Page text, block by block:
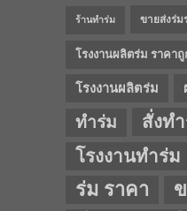
ร้านทำร่ม ขายส่งร่ม
โรงงานผลิตร่ม ราคาถู
โรงงานผลิตร่ม
ทำร่ม
สั่งท
โรงงานทำร่ม
ร่ม ราคา